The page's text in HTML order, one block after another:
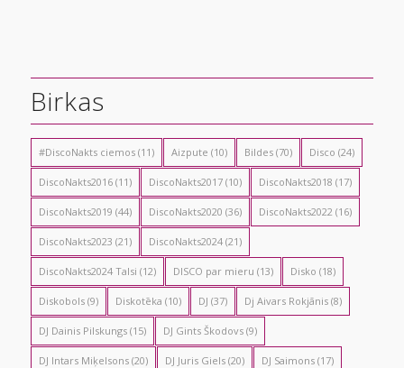
Birkas
#DiscoNakts ciemos(11) Aizpute (10) Bildes(70) Disco (24)
DiscoNakts2016(11) DiscoNakts2017(10) DiscoNakts2018 (17)
DiscoNakts2019 (44) DiscoNakts2020 (36) DiscoNakts2022 (16)
DiscoNakts2023 (21) DiscoNakts2024(21)
DiscoNakts2024 Talsi (12) DISCO par mieru (13) Disko (18)
Diskobols(9) Diskotēka (10) DJ (37) Dj Aivars Rokjānis(8)
DJ Dainis Pilskungs(15) DJ Gints Škodovs(9)
DJ Intars Miķelsons(20) DJ Juris Giels(20) DJ Saimons(17)